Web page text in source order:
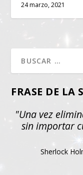
24 marzo, 2021
FRASE DE LA
"Una vez
sin importar
Sherlock